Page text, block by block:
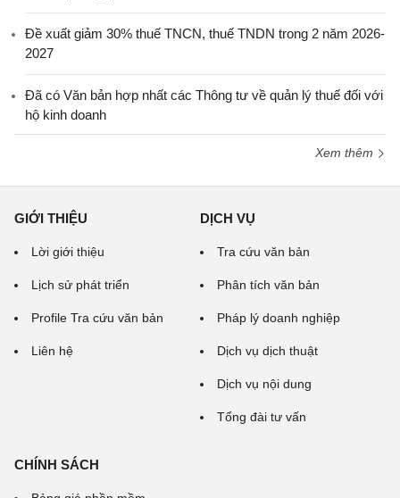
Đề xuất giảm 30% thuế TNCN, thuế TNDN trong 2 năm 2026-
2027
Đã có Văn bản hợp nhất các Thông tư về quản lý thuế đối với
hộ kinh doanh
Xem thêm
GIỚI THIỆU
Lời giới thiệu
Lịch sử phát triển
Profile Tra cứu văn bản
Liên hệ
DỊCH VỤ
Tra cứu văn bản
Phân tích văn bản
Pháp lý doanh nghiệp
Dịch vụ dịch thuật
Dịch vụ nội dung
Tổng đài tư vấn
CHÍNH SÁCH